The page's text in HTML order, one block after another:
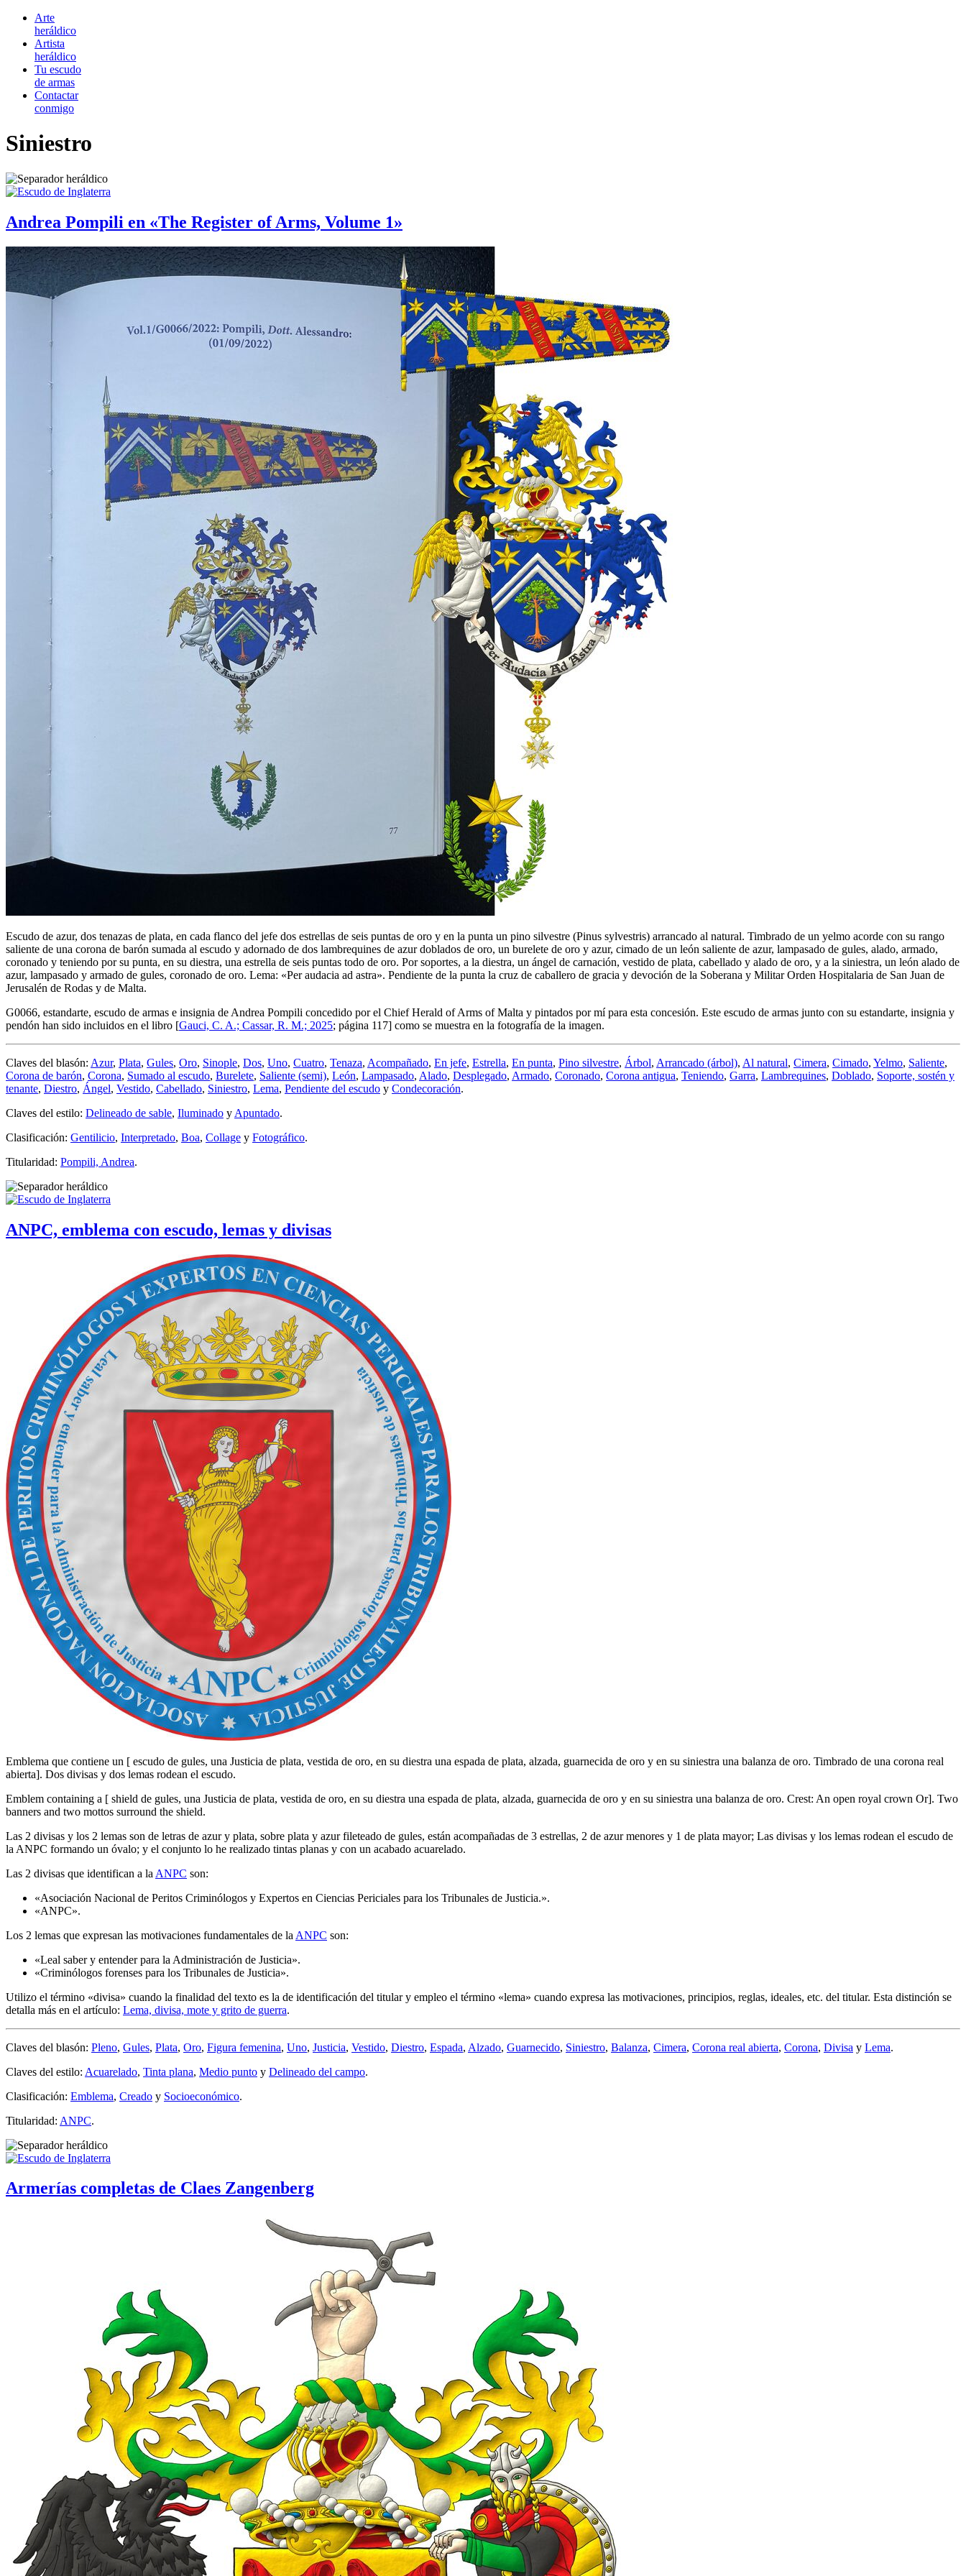
Arte
heráldico
Artista
heráldico
Tu escudo
de armas
Contactar
conmigo
Siniestro
Andrea Pompili en «The Register of Arms, Volume 1»
Escudo de azur, dos tenazas de plata, en cada flanco del jefe dos estrellas de seis puntas de oro y en la punta un pino silvestre (Pinus sylvestris) arrancado al natural. Timbrado de un yelmo acorde con su rango
saliente de una corona de barón sumada al escudo y adornado de dos lambrequines de azur doblados de oro, un burelete de oro y azur, cimado de un león saliente de azur, lampasado de gules, alado, armado,
coronado y teniendo por su punta, en su diestra, una estrella de seis puntas todo de oro. Por soportes, a la diestra, un ángel de carnación, vestido de plata, cabellado y alado de oro, y a la siniestra, un león alado de
azur, lampasado y armado de gules, coronado de oro. Lema: «Per audacia ad astra». Pendiente de la punta la cruz de caballero de gracia y devoción de la Soberana y Militar Orden Hospitalaria de San Juan de
Jerusalén de Rodas y de Malta.
G0066, estandarte, escudo de armas e insignia de Andrea Pompili concedido por el Chief Herald of Arms of Malta y pintados por mí para esta concesión. Este escudo de armas junto con su estandarte, insignia y
pendón han sido incluidos en el libro [Gauci, C. A.; Cassar, R. M.; 2025; página 117] como se muestra en la fotografía de la imagen.
Claves del blasón: Azur, Plata, Gules, Oro, Sinople, Dos, Uno, Cuatro, Tenaza, Acompañado, En jefe, Estrella, En punta, Pino silvestre, Árbol, Arrancado (árbol), Al natural, Cimera, Cimado, Yelmo, Saliente,
Corona de barón, Corona, Sumado al escudo, Burelete, Saliente (semi), León, Lampasado, Alado, Desplegado, Armado, Coronado, Corona antigua, Teniendo, Garra, Lambrequines, Doblado, Soporte, sostén y
tenante, Diestro, Ángel, Vestido, Cabellado, Siniestro, Lema, Pendiente del escudo y Condecoración.
Claves del estilo: Delineado de sable, Iluminado y Apuntado.
Clasificación: Gentilicio, Interpretado, Boa, Collage y Fotográfico.
Titularidad: Pompili, Andrea.
ANPC, emblema con escudo, lemas y divisas
Emblema que contiene un [ escudo de gules, una Justicia de plata, vestida de oro, en su diestra una espada de plata, alzada, guarnecida de oro y en su siniestra una balanza de oro. Timbrado de una corona real
abierta]. Dos divisas y dos lemas rodean el escudo.
Emblem containing a [ shield de gules, una Justicia de plata, vestida de oro, en su diestra una espada de plata, alzada, guarnecida de oro y en su siniestra una balanza de oro. Crest: An open royal crown Or]. Two
banners and two mottos surround the shield.
Las 2 divisas y los 2 lemas son de letras de azur y plata, sobre plata y azur fileteado de gules, están acompañadas de 3 estrellas, 2 de azur menores y 1 de plata mayor; Las divisas y los lemas rodean el escudo de
la ANPC formando un óvalo; y el conjunto lo he realizado tintas planas y con un acabado acuarelado.
Las 2 divisas que identifican a la ANPC son:
«Asociación Nacional de Peritos Criminólogos y Expertos en Ciencias Periciales para los Tribunales de Justicia.».
«ANPC».
Los 2 lemas que expresan las motivaciones fundamentales de la ANPC son:
«Leal saber y entender para la Administración de Justicia».
«Criminólogos forenses para los Tribunales de Justicia».
Utilizo el término «divisa» cuando la finalidad del texto es la de identificación del titular y empleo el término «lema» cuando expresa las motivaciones, principios, reglas, ideales, etc. del titular. Esta distinción se
detalla más en el artículo: Lema, divisa, mote y grito de guerra.
Claves del blasón: Pleno, Gules, Plata, Oro, Figura femenina, Uno, Justicia, Vestido, Diestro, Espada, Alzado, Guarnecido, Siniestro, Balanza, Cimera, Corona real abierta, Corona, Divisa y Lema.
Claves del estilo: Acuarelado, Tinta plana, Medio punto y Delineado del campo.
Clasificación: Emblema, Creado y Socioeconómico.
Titularidad: ANPC.
Armerías completas de Claes Zangenberg